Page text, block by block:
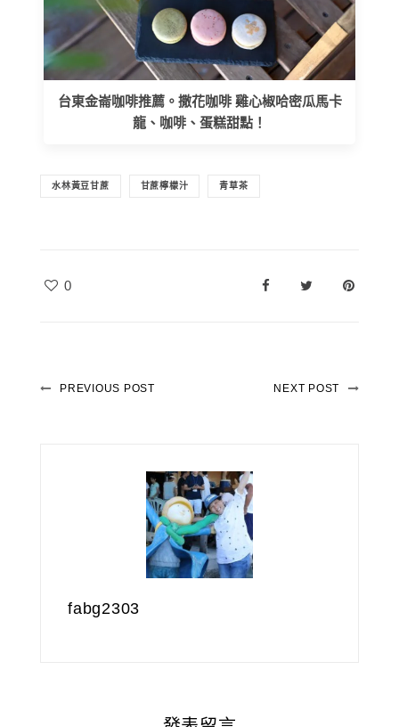
台東金崙咖啡推薦。撒花咖啡 雞心椒哈密瓜馬卡
龍、咖啡、蛋糕甜點！
水林黃豆甘蔗 甘蔗檸檬汁 青草茶
0
PREVIOUS POST NEXT POST
fabg2303